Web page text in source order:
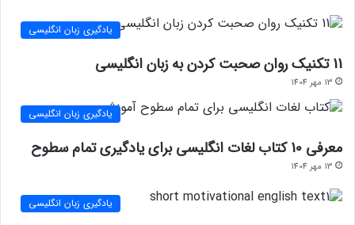
یادگیری زبان انگلیسی
11 تکنیک روان صحبت کردن به زبان انگلیسی
13 مهر 1404
یادگیری زبان انگلیسی
معرفی 10 کتاب لغات انگلیسی برای یادگیری تمام سطوح
13 مهر 1404
یادگیری زبان انگلیسی